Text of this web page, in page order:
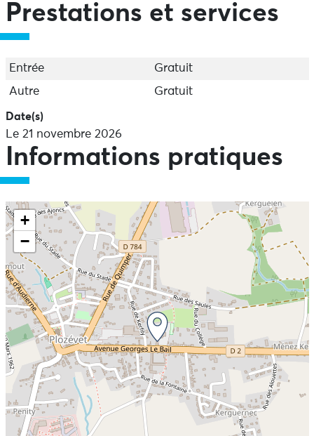
Prestations et services
Entrée
Gratuit
Autre
Gratuit
Date(s)
Le 21 novembre 2026
Informations pratiques
+
−